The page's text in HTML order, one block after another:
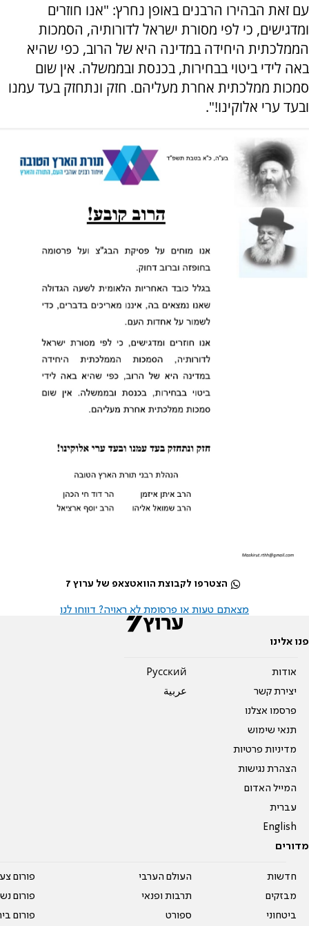
עם זאת הבהירו הרבנים באופן נחרץ: "אנו חוזרים
ומדגישים, כי לפי מסורת ישראל לדורותיה, הסמכות
הממלכתית היחידה במדינה היא של הרוב, כפי שהיא
באה לידי ביטוי בבחירות, בכנסת ובממשלה. אין שום
סמכות ממלכתית אחרת מעליהם. חזק ונתחזק בעד עמנו
ובעד ערי אלוקינו!".
הצטרפו לקבוצת הוואטצאפ של ערוץ 7
מצאתם טעות או פרסומת לא ראויה? דווחו לנו
פנו אלינו
אודות
יצירת קשר
פרסמו אצלנו
תנאי שימוש
מדיניות פרטיות
הצהרת נגישות
המייל האדום
עברית
English
Pусский
عربية
מדורים
חדשות
מבזקים
ביטחוני
העולם הערבי
תרבות ופנאי
ספורט
פורום
פורום
פורום